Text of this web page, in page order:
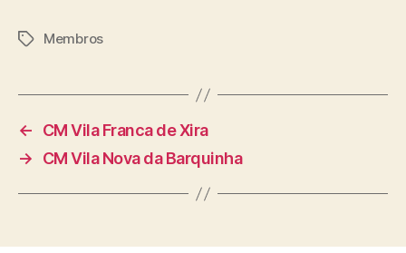
Etiquetas
Membros
←
CM Vila Franca de Xira
→
CM Vila Nova da Barquinha